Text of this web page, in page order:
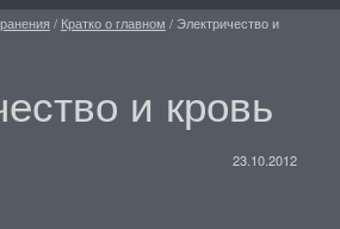
/ Кратко о главном / Электричество и
и кровь
23.10.2012